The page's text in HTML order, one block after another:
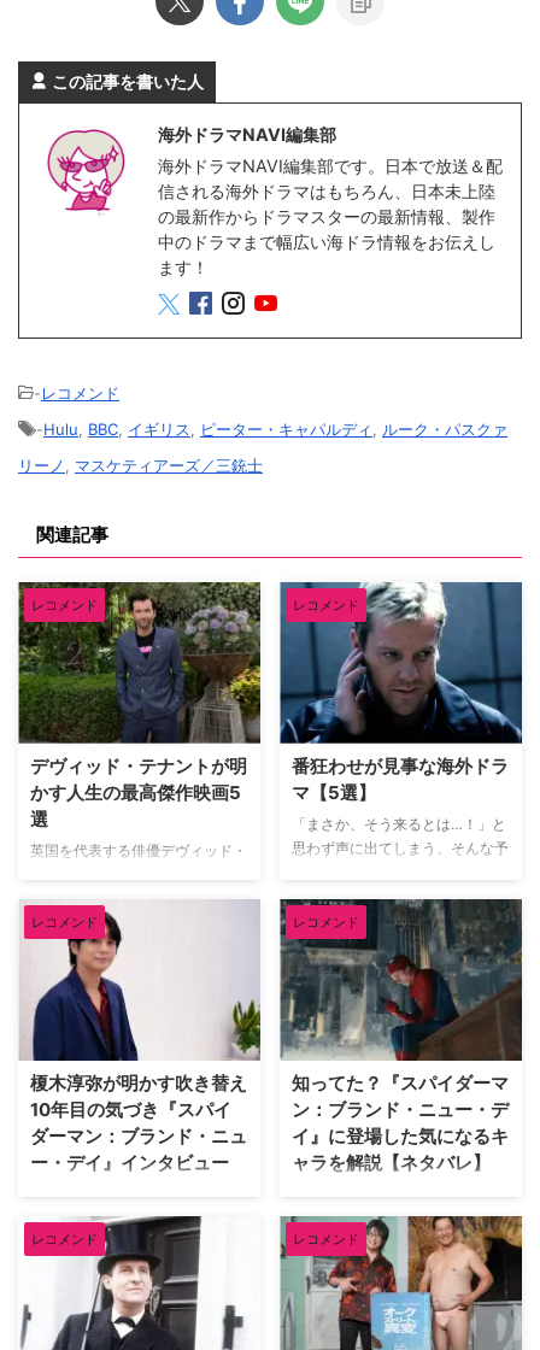
この記事を書いた人
海外ドラマNAVI編集部
海外ドラマNAVI編集部です。日本で放送＆配
信される海外ドラマはもちろん、日本未上陸
の最新作からドラマスターの最新情報、製作
中のドラマまで幅広い海ドラ情報をお伝えし
ます！
-レコメンド
-Hulu BBC イギリス ピーター・キャパルディ
ルーク・パスクァ
リーノ
マスケティアーズ／三銃士
関連記事
レコメンド
デヴィッド・テナントが明
かす人生の最高傑作映画5
選
英国を代表する俳優デヴィッド・
『グッド・オーメンズ』）が、映
像ソフトメーカーの米Criterion社
による人気企画「Criterion
Closet」に登場した。数多の名作
映画のDVDやBlu-rayが並ぶ夢の
ようなクローゼットを訪れたデヴ
ィッドは、自身が幼少期や俳優人
映画をピックアップ。その魅力を
熱く語った。 『バンデットQ』か
らオロノ劇の名作まで！独自のセ
ンスで選ぶ名作群 最初に彼が手
監督による幻想的なファンタジー
…
レコメンド
番狂わせが見事な海外ドラ
マ【5選】
「まさか、そう来るとは…！」と
思わず声に出てしまう、そんな予
醐味だろう。巧みに張り巡らされ
た伏線や衝撃のドンデン返しに、
気づけば最後まで一気見してしま
うことも。そんな予想を鮮やかに
裏切る番狂わせが見事な海外ドラ
マを米TV Lineが取り上げている
ので、そのうち5作品を紹介しよ
う。（※本記事は各作品の重要な
ネタバレを含みますのでご注意く
ださい） 予想外の展開にビック
リさせられた海外ドラマ 『イカ
ゲーム』 世界的ヒットを記録し
レコメンド
榎木淳弥が明かす吹き替え
10年目の気づき『スパイ
ダーマン：ブランド・ニュ
ー・デイ』インタビュー
『スパイダーマン：ブランド・ニ
ュー・デイ』日本語吹き替え版で
ピーター・パーカー／スパイダー
マンを演じる榎木淳弥にインタビ
ュー！ 孤独を抱えながらも成長
したピーターの魅力や、ハルク、
パニッシャーたちとの掛け合い、
レコメンド
知ってた？『スパイダーマ
ン：ブランド・ニュー・デ
イ』に登場した気になるキ
ャラを解説【ネタバレ】
『スパイダーマン：ブランド・ニ
ュー・デイ』が大ヒット上映中。
ピーターやMJ、ネッドなどシリ
ーズおなじみの顔ぶれはもちろ
ん、他作品のヒーローや原作コミ
ックスのキャラクターも多数登場
している。そこで、映画をすでに
レコメンド レコメンド